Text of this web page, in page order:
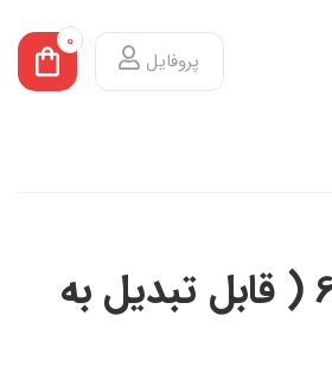
پروفایل
0
کیف کمری Ai one مدل 6012 ( قابل تبدیل به